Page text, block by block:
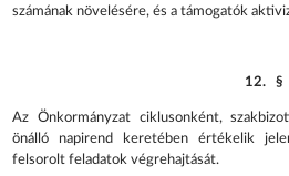
számának növelésére, és a támogatók
12. §
Az Önkormányzat ciklusonként,
önálló napirend keretében értékelik
felsorolt feladatok végrehajtását.